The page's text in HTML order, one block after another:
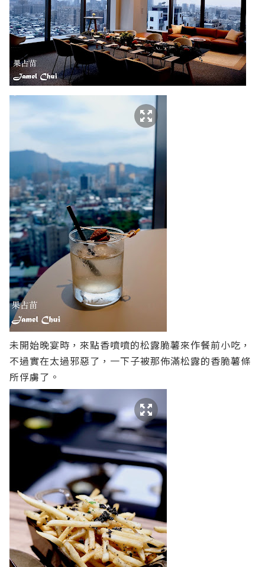
未開始晚宴時，來點香噴噴的松露脆薯來作餐前小吃，
不過實在太過邪惡了，一下子被那佈滿松露的香脆薯條
所俘虜了。